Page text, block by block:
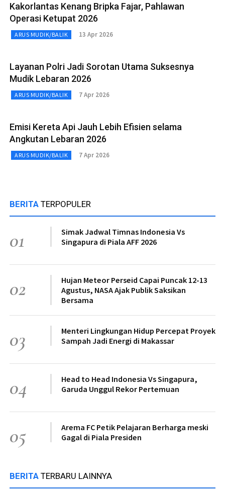
Kakorlantas Kenang Bripka Fajar, Pahlawan
Operasi Ketupat 2026
ARUS MUDIK/BALIK 13 Apr 2026
Layanan Polri Jadi Sorotan Utama Suksesnya
Mudik Lebaran 2026
ARUS MUDIK/BALIK 7 Apr 2026
Emisi Kereta Api Jauh Lebih Efisien selama
Angkutan Lebaran 2026
ARUS MUDIK/BALIK 7 Apr 2026
BERITA TERPOPULER
01
Simak Jadwal Timnas Indonesia Vs
Singapura di Piala AFF 2026
02
Hujan Meteor Perseid Capai Puncak 12-13
Agustus, NASA Ajak Publik Saksikan
Bersama
03
Menteri Lingkungan Hidup Percepat Proyek
Sampah Jadi Energi di Makassar
04
Head to Head Indonesia Vs Singapura,
Garuda Unggul Rekor Pertemuan
05
Arema FC Petik Pelajaran Berharga meski
Gagal di Piala Presiden
BERITA TERBARU LAINNYA